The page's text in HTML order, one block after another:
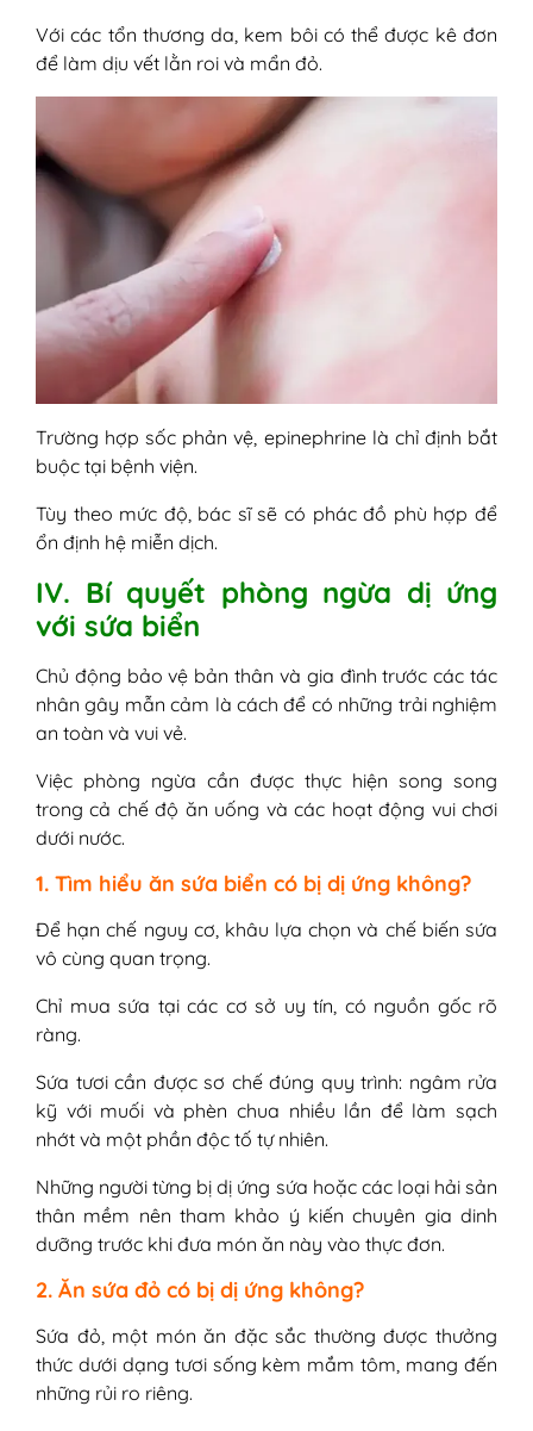
Với các tổn thương da, kem bôi có thể được kê đơn
để làm dịu vết lằn roi và mẩn đỏ.
Trường hợp sốc phản vệ, epinephrine là chỉ định bắt
buộc tại bệnh viện.
Tùy theo mức độ, bác sĩ sẽ có phác đồ phù hợp để
ổn định hệ miễn dịch.
IV. Bí quyết phòng ngừa dị ứng
với sứa biển
Chủ động bảo vệ bản thân và gia đình trước các tác
nhân gây mẫn cảm là cách để có những trải nghiệm
an toàn và vui vẻ.
Việc phòng ngừa cần được thực hiện song song
trong cả chế độ ăn uống và các hoạt động vui chơi
dưới nước.
1. Tìm hiểu ăn sứa biển có bị dị ứng không?
Để hạn chế nguy cơ, khâu lựa chọn và chế biến sứa
vô cùng quan trọng.
Chỉ mua sứa tại các cơ sở uy tín, có nguồn gốc rõ
ràng.
Sứa tươi cần được sơ chế đúng quy trình: ngâm rửa
kỹ với muối và phèn chua nhiều lần để làm sạch
nhớt và một phần độc tố tự nhiên.
Những người từng bị dị ứng sứa hoặc các loại hải sản
thân mềm nên tham khảo ý kiến chuyên gia dinh
dưỡng trước khi đưa món ăn này vào thực đơn.
2. Ăn sứa đỏ có bị dị ứng không?
Sứa đỏ, một món ăn đặc sắc thường được thưởng
thức dưới dạng tươi sống kèm mắm tôm, mang đến
những rủi ro riêng.